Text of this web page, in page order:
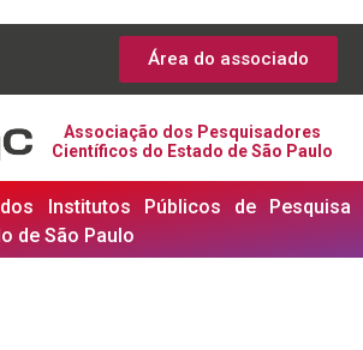
Área do associado
Associação dos Pesquisadores
Científicos do Estado de São Paulo
Institutos Públicos de Pesquisa
de São Paulo